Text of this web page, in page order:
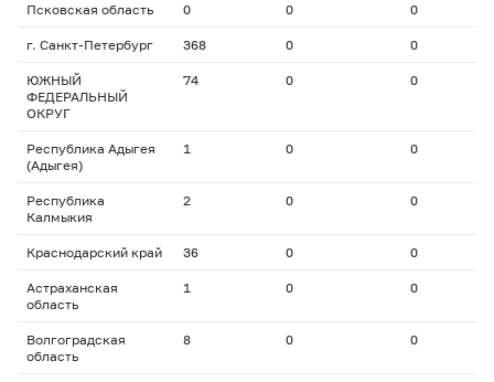
Псковская область 0 0 0
г. Санкт-Петербург 368 0 0
ЮЖНЫЙ
ФЕДЕРАЛЬНЫЙ
ОКРУГ
74 0 0
Республика Адыгея
(Адыгея)
1 0 0
Республика
Калмыкия
2 0 0
Краснодарский край 36 0 0
Астраханская
область
1 0 0
Волгоградская
область
8 0 0